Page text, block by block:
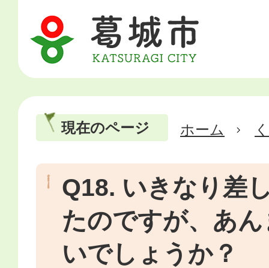
現在のページ ホーム
Q18. いきなり差
たのですが、あ
いでしょうか？